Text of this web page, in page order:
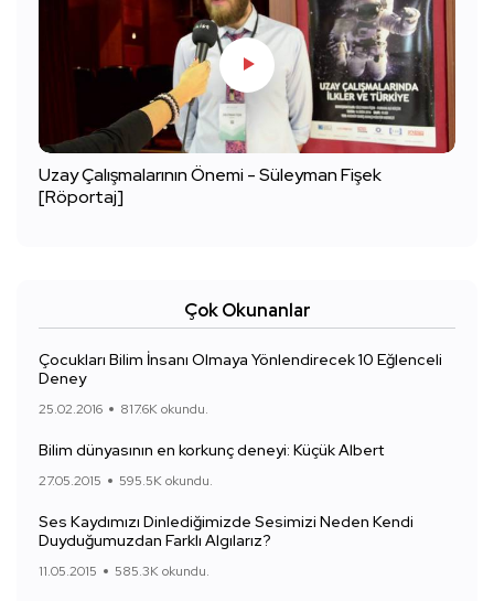
Uzay Çalışmalarının Önemi - Süleyman Fişek
[Röportaj]
Çok Okunanlar
Çocukları Bilim İnsanı Olmaya Yönlendirecek 10 Eğlenceli
Deney
25.02.2016 817.6K okundu.
Bilim dünyasının en korkunç deneyi: Küçük Albert
27.05.2015 595.5K okundu.
Ses Kaydımızı Dinlediğimizde Sesimizi Neden Kendi
Duyduğumuzdan Farklı Algılarız?
11.05.2015 585.3K okundu.